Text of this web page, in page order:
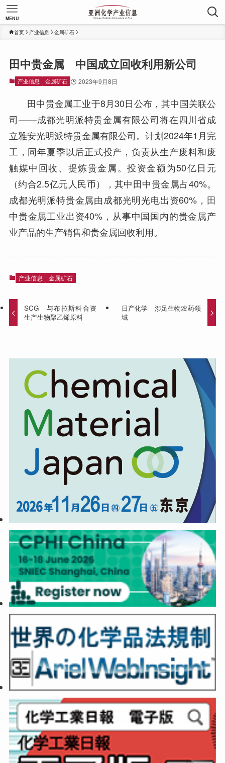
MENU
首页 产业信息 金属矿石
田中贵金属 中国成立回收利用新公司
产业信息 金属矿石 2023年9月8日
田中贵金属工业于8月30日公布，其中国关联公
司——成都光明派特贵金属有限公司将在四川省成
立雅安光明派特贵金属有限公司。计划2024年1月完
工，同年夏季以后正式投产，负责从生产废料和废
触媒中回收、提炼贵金属。投资金额为50亿日元
（约合2.5亿元人民币），其中田中贵金属占40%。
成都光明派特贵金属由成都光明光电出资60%，田
中贵金属工业出资40%，从事中国国内的贵金属产
业产品的生产销售和贵金属回收利用。
产业信息 金属矿石
SCG 与布拉斯科合资
生产生物聚乙烯原料
日产化学 涉足生物农药领
域